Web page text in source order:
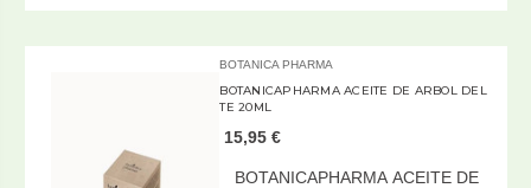
BOTANICA PHARMA
BOTANICAPHARMA ACEITE DE ARBOL DEL
TE 20ML
15,95 €
BOTANICAPHARMA ACEITE DE